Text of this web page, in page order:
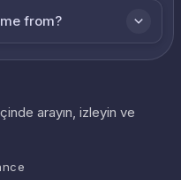
from?
arayın, izleyin ve